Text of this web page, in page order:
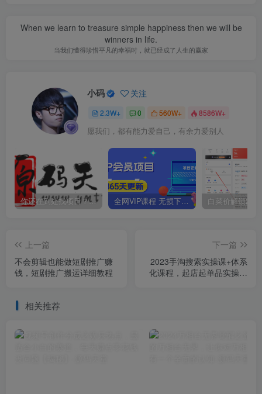
When we learn to treasure simple happiness then we will be
winners in life.
当我们懂得珍惜平凡的幸福时，就已经成了人生的赢家
小码 关注
2.3W+ 0 560W+ 8586W+
愿我们，都有能力爱自己，有余力爱别人
你还在到处找项目？还在当韭菜？我靠卖项目一个月收入5万+，曾经我也是个失败者。 全网VIP课程 无损下载~
上一篇
不会剪辑也能做短剧推广赚
钱，短剧推广搬运详细教程
下一篇
2023手淘搜索实操课+体系
化课程，​起店起单品实操视
相关推荐